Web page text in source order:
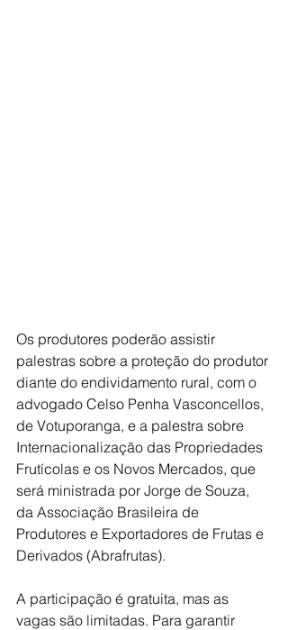
Os produtores poderão assistir
palestras sobre a proteção do produtor
diante do endividamento rural, com o
advogado Celso Penha Vasconcellos,
de Votuporanga, e a palestra sobre
Internacionalização das Propriedades
Frutícolas e os Novos Mercados, que
será ministrada por Jorge de Souza,
da Associação Brasileira de
Produtores e Exportadores de Frutas e
Derivados (Abrafrutas).
A participação é gratuita, mas as
vagas são limitadas. Para garantir